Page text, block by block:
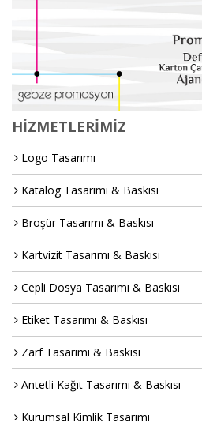
HİZMETLERİMİZ
Logo Tasarımı
Katalog Tasarımı & Baskısı
Broşür Tasarımı & Baskısı
Kartvizit Tasarımı & Baskısı
Cepli Dosya Tasarımı & Baskısı
Etiket Tasarımı & Baskısı
Zarf Tasarımı & Baskısı
Antetli Kağıt Tasarımı & Baskısı
Kurumsal Kimlik Tasarımı